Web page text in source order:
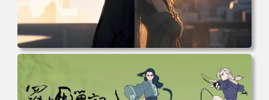
电脑壁纸 柯南和小兰背靠背 夕阳 日落 4K动漫壁纸 电脑桌
面 高清壁纸 壁纸下载 壁纸大全